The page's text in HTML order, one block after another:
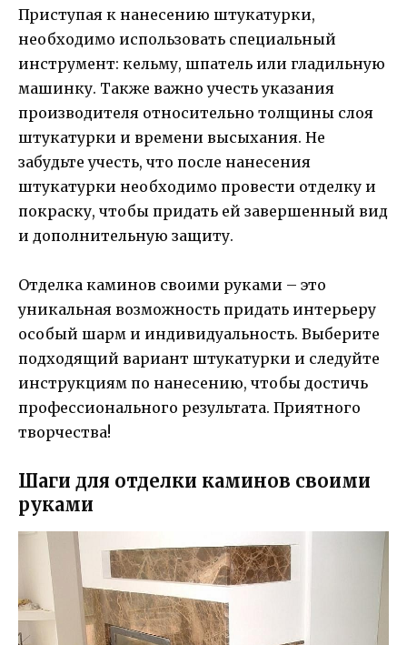
Приступая к нанесению штукатурки,
необходимо использовать специальный
инструмент: кельму, шпатель или гладильную
машинку. Также важно учесть указания
производителя относительно толщины слоя
штукатурки и времени высыхания. Не
забудьте учесть, что после нанесения
штукатурки необходимо провести отделку и
покраску, чтобы придать ей завершенный вид
и дополнительную защиту.
Отделка каминов своими руками – это
уникальная возможность придать интерьеру
особый шарм и индивидуальность. Выберите
подходящий вариант штукатурки и следуйте
инструкциям по нанесению, чтобы достичь
профессионального результата. Приятного
творчества!
Шаги для отделки каминов своими
руками